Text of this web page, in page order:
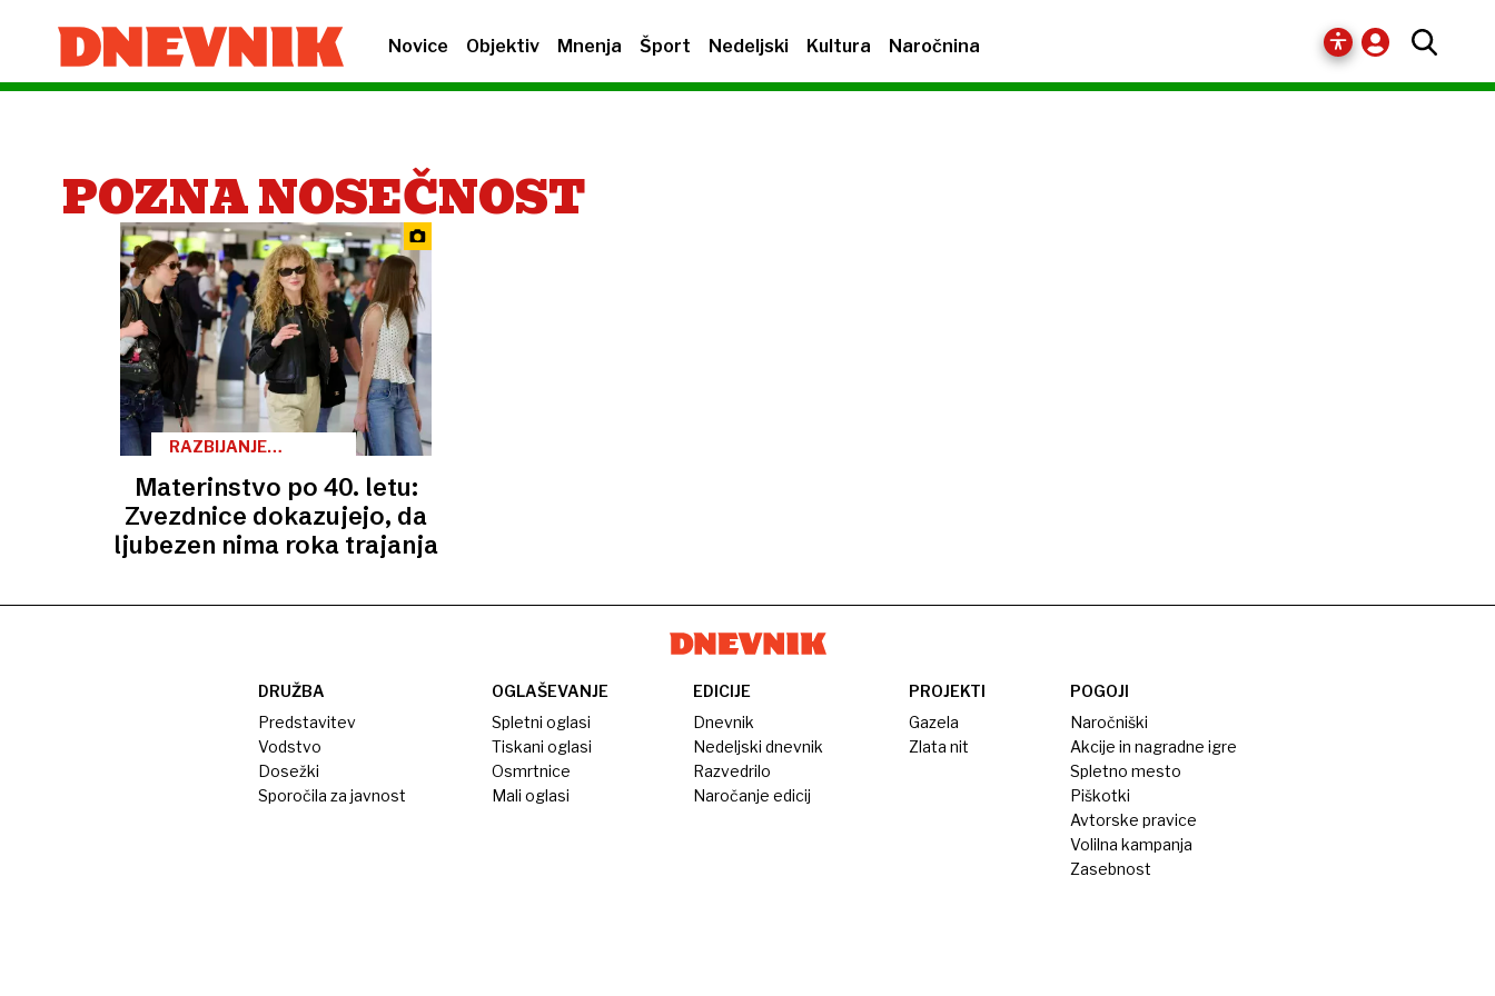
Novice Objektiv Mnenja Šport Nedeljski Kultura Naročnina
POZNA NOSEČNOST
RAZBIJANJE
Materinstvo po 40. letu:
Zvezdnice dokazujejo, da
ljubezen nima roka trajanja
DRUŽBA
Predstavitev
Vodstvo
Dosežki
Sporočila za javnost
OGLAŠEVANJE
Spletni oglasi
Tiskani oglasi
Osmrtnice
Mali oglasi
EDICIJE
Dnevnik
Nedeljski dnevnik
Razvedrilo
Naročanje edicij
PROJEKTI
Gazela
Zlata nit
POGOJI
Naročniški
Akcije in nagradne igre
Spletno mesto
Piškotki
Avtorske pravice
Volilna kampanja
Zasebnost